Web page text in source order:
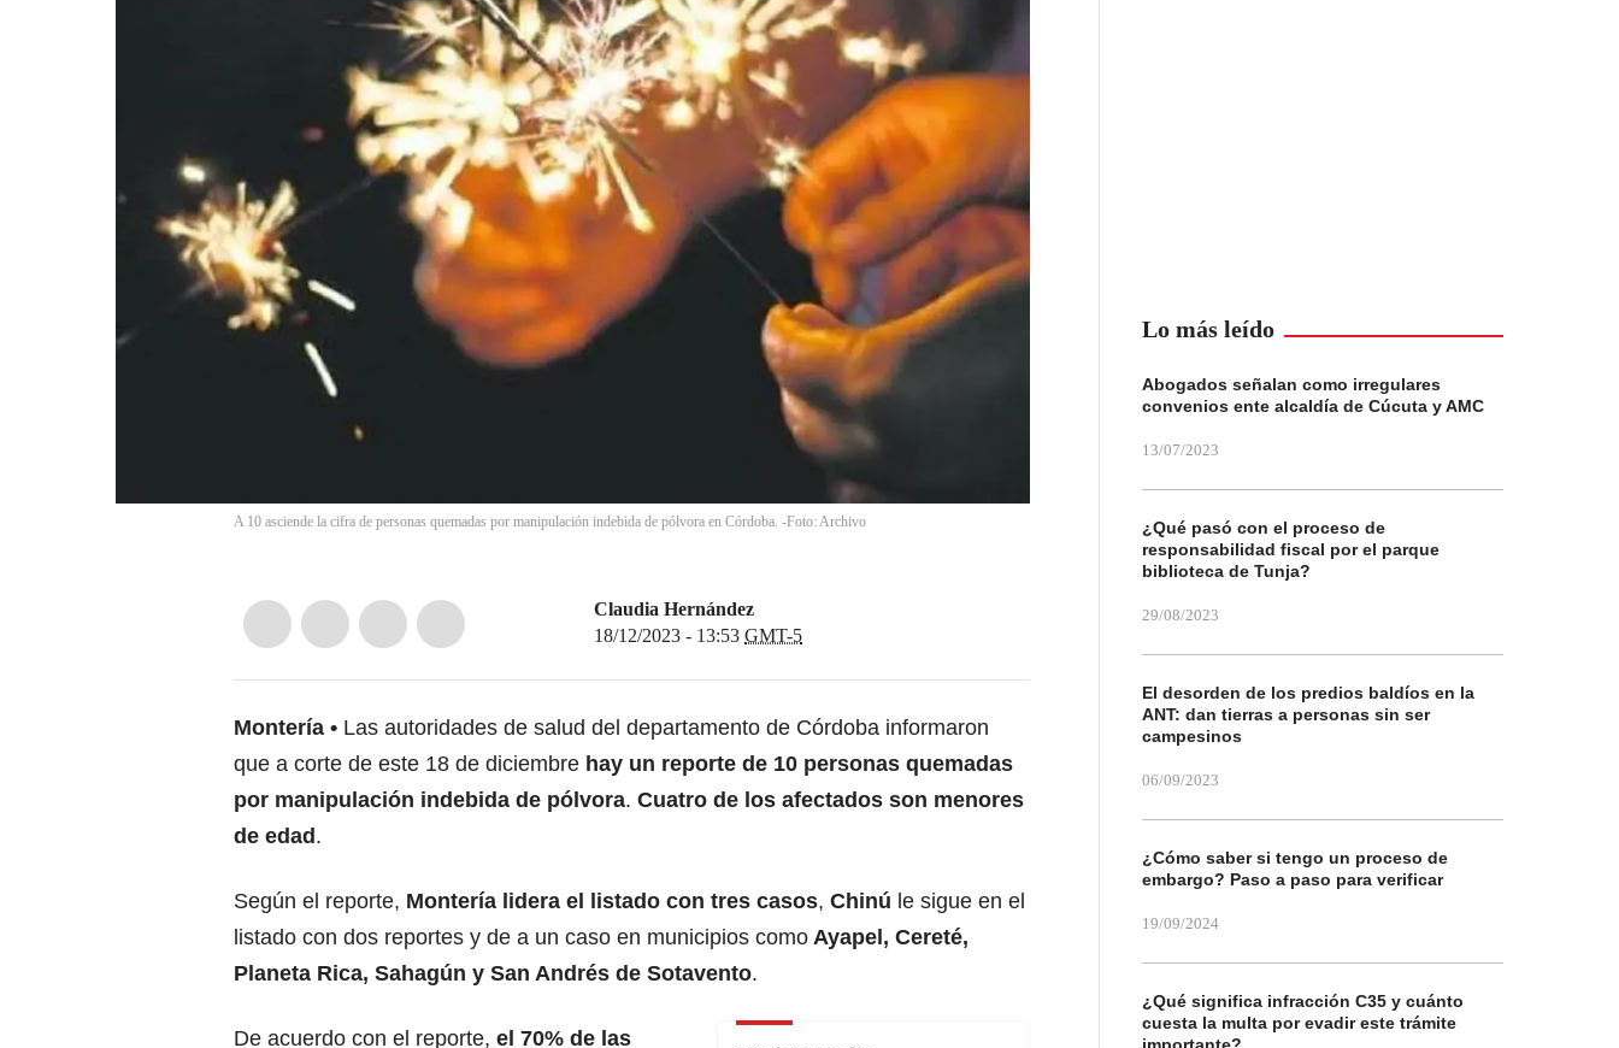
A 10 asciende la cifra de personas quemadas por manipulación indebida de pólvora en Córdoba. -Foto: Archivo
Claudia Hernández
18/12/2023 - 13:53 GMT-5
Montería
Las autoridades de salud del departamento de Córdoba informaron
que a corte de este 18 de diciembre hay un reporte de 10 personas quemadas
por manipulación indebida de pólvora. Cuatro de los afectados son menores
de edad .
Según el reporte, Montería lidera el listado con tres casos, Chinú le sigue en el
listado con dos reportes y de a un caso en municipios como Ayapel, Cereté,
Planeta Rica, Sahagún y San Andrés de Sotavento.
De acuerdo con el reporte, el 70% de las
Lo más leído
Abogados señalan como irregulares
convenios ente alcaldía de Cúcuta y AMC
13/07/2023
¿Qué pasó con el proceso de
responsabilidad fiscal por el parque
biblioteca de Tunja?
29/08/2023
El desorden de los predios baldíos en la
ANT: dan tierras a personas sin ser
campesinos
06/09/2023
¿Cómo saber si tengo un proceso de
embargo? Paso a paso para verificar
19/09/2024
¿Qué significa infracción C35 y cuánto
cuesta la multa por evadir este trámite